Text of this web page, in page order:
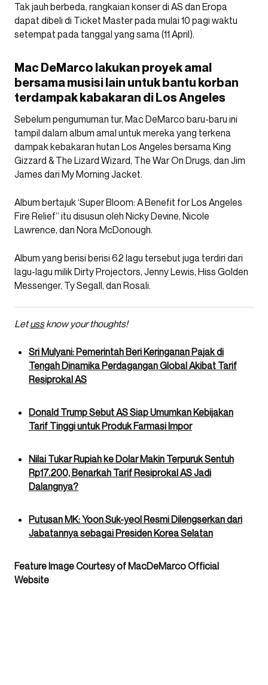
Tak jauh berbeda, rangkaian konser di AS dan Eropa
dapat dibeli di Ticket Master pada mulai 10 pagi waktu
setempat pada tanggal yang sama (11 April).
Mac DeMarco lakukan proyek amal
bersama musisi lain untuk bantu korban
terdampak kabakaran di Los Angeles
Sebelum pengumuman tur, Mac DeMarco baru-baru ini
tampil dalam album amal untuk mereka yang terkena
dampak kebakaran hutan Los Angeles bersama King
Gizzard & The Lizard Wizard, The War On Drugs, dan Jim
James dari My Morning Jacket.
Album bertajuk ‘Super Bloom: A Benefit for Los Angeles
Fire Relief” itu disusun oleh Nicky Devine, Nicole
Lawrence, dan Nora McDonough.
Album yang berisi berisi 62 lagu tersebut juga terdiri dari
lagu-lagu milik Dirty Projectors, Jenny Lewis, Hiss Golden
Messenger, Ty Segall, dan Rosali.
Letussknow your thoughts!
Sri Mulyani: Pemerintah Beri Keringanan Pajak di
Tengah Dinamika Perdagangan Global Akibat Tarif
Resiprokal AS
Donald Trump Sebut AS Siap Umumkan Kebijakan
Tarif Tinggi untuk Produk Farmasi Impor
Nilai Tukar Rupiah ke Dolar Makin Terpuruk Sentuh
Rp17.200, Benarkah Tarif Resiprokal AS Jadi
Dalangnya?
Putusan MK: Yoon Suk-yeol Resmi Dilengserkan dari
Jabatannya sebagai Presiden Korea Selatan
Feature Image Courtesy of MacDeMarco Official
Website